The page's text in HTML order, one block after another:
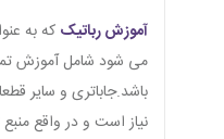
آموزش رباتیک که به
می شود شامل آموزش
باشد.جاباتری و سایر
نیاز است و در واقع